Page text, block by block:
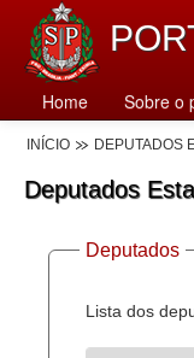
Home Sobre o
INÍCIO DEPUTADOS
Deputados
Deputados
Lista dos